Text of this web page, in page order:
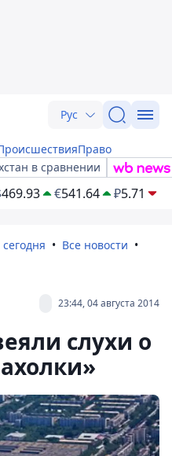
Рус
Право
в сравнении
469.93 €541.64 ₽5.71
Все новости
23:44, 04 августа 2014
слухи о